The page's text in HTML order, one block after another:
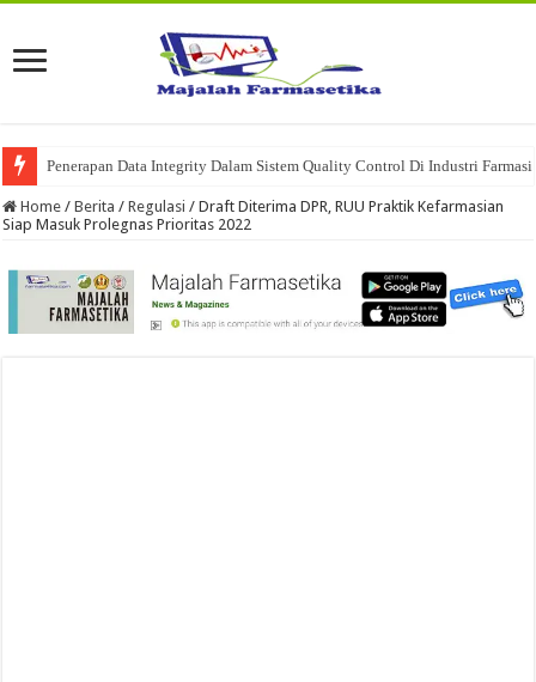
Penerapan Data Integrity Dalam Sistem Quality Control Di Industri Farmasi
Home / Berita / Regulasi / Draft Diterima DPR, RUU Praktik Kefarmasian
Siap Masuk Prolegnas Prioritas 2022